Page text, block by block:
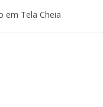
em Tela Cheia